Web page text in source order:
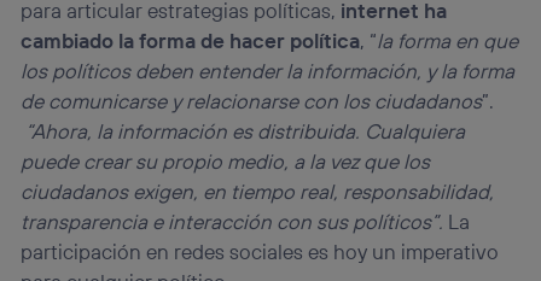
para articular estrategias políticas, internet ha
cambiado la forma de hacer política, “la forma en que
los políticos deben entender la información, y la forma
de comunicarse y relacionarse con los ciudadanos”.
“Ahora, la información es distribuida. Cualquiera
puede crear su propio medio, a la vez que los
ciudadanos exigen, en tiempo real, responsabilidad,
transparencia e interacción con sus políticos”. La
participación en redes sociales es hoy un imperativo